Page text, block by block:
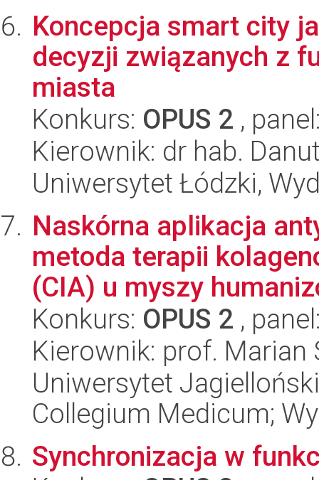
Koncepcja smart city
decyzji związanych z
miasta
Konkurs: OPUS 2 ,
Kierownik: dr hab.
Uniwersytet Łódzki,
Naskórna aplikacja
metoda terapii
(CIA) u myszy
Konkurs: OPUS 2 ,
Kierownik: prof. Marian
Uniwersytet
Collegium Medicum;
Synchronizacja w